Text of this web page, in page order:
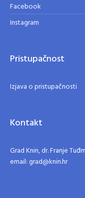
Facebook
Instagram
Pristupačnost
Izjava o pristupačnosti
Kontakt
Grad Knin, dr. Franje
email: grad@knin.hr